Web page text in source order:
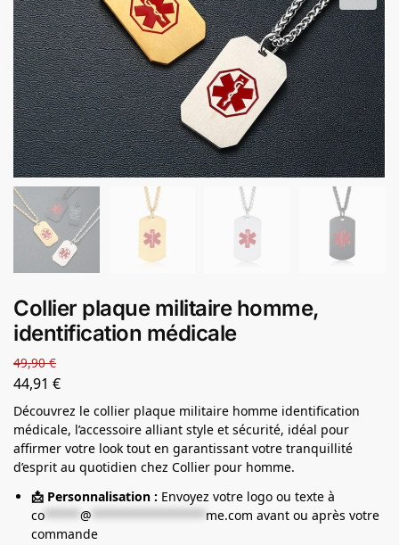
Collier plaque militaire homme,
identification médicale
49,90€
44,91 €
Découvrez le collier plaque militaire homme identification
médicale, l’accessoire alliant style et sécurité, idéal pour
affirmer votre look tout en garantissant votre tranquillité
d’esprit au quotidien chez Collier pour homme.
📩 Personnalisation : Envoyez votre logo ou texte à
co
@ me.com avant ou après votre
commande